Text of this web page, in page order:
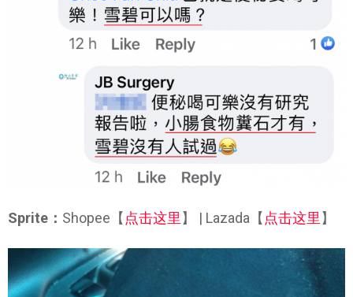
Sprite： Shopee【 点击这里 】 | Lazada【 点击这里 】